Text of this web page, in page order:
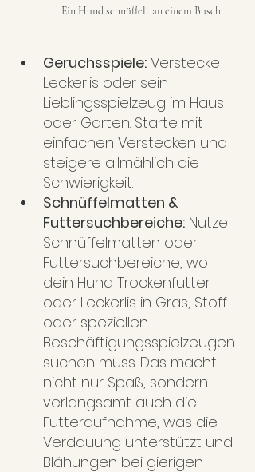
Ein Hund schnüffelt an einem Busch.
Geruchsspiele: Verstecke
Leckerlis oder sein
Lieblingsspielzeug im Haus
oder Garten. Starte mit
einfachen Verstecken und
steigere allmählich die
Schwierigkeit.
Schnüffelmatten &
Futtersuchbereiche: Nutze
Schnüffelmatten oder
Futtersuchbereiche, wo
dein Hund Trockenfutter
oder Leckerlis in Gras, Stoff
oder speziellen
Beschäftigungsspielzeugen
suchen muss. Das macht
nicht nur Spaß, sondern
verlangsamt auch die
Futteraufnahme, was die
Verdauung unterstützt und
Blähungen bei gierigen